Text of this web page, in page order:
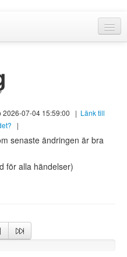
2026-07-04 15:59:00 | Länk till
|
senaste ändringen är bra
för alla händelser)